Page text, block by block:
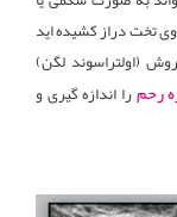
تخت دراز کشیده اید
(اولتراسوند لگن)
رحمرا اندازه گیری و